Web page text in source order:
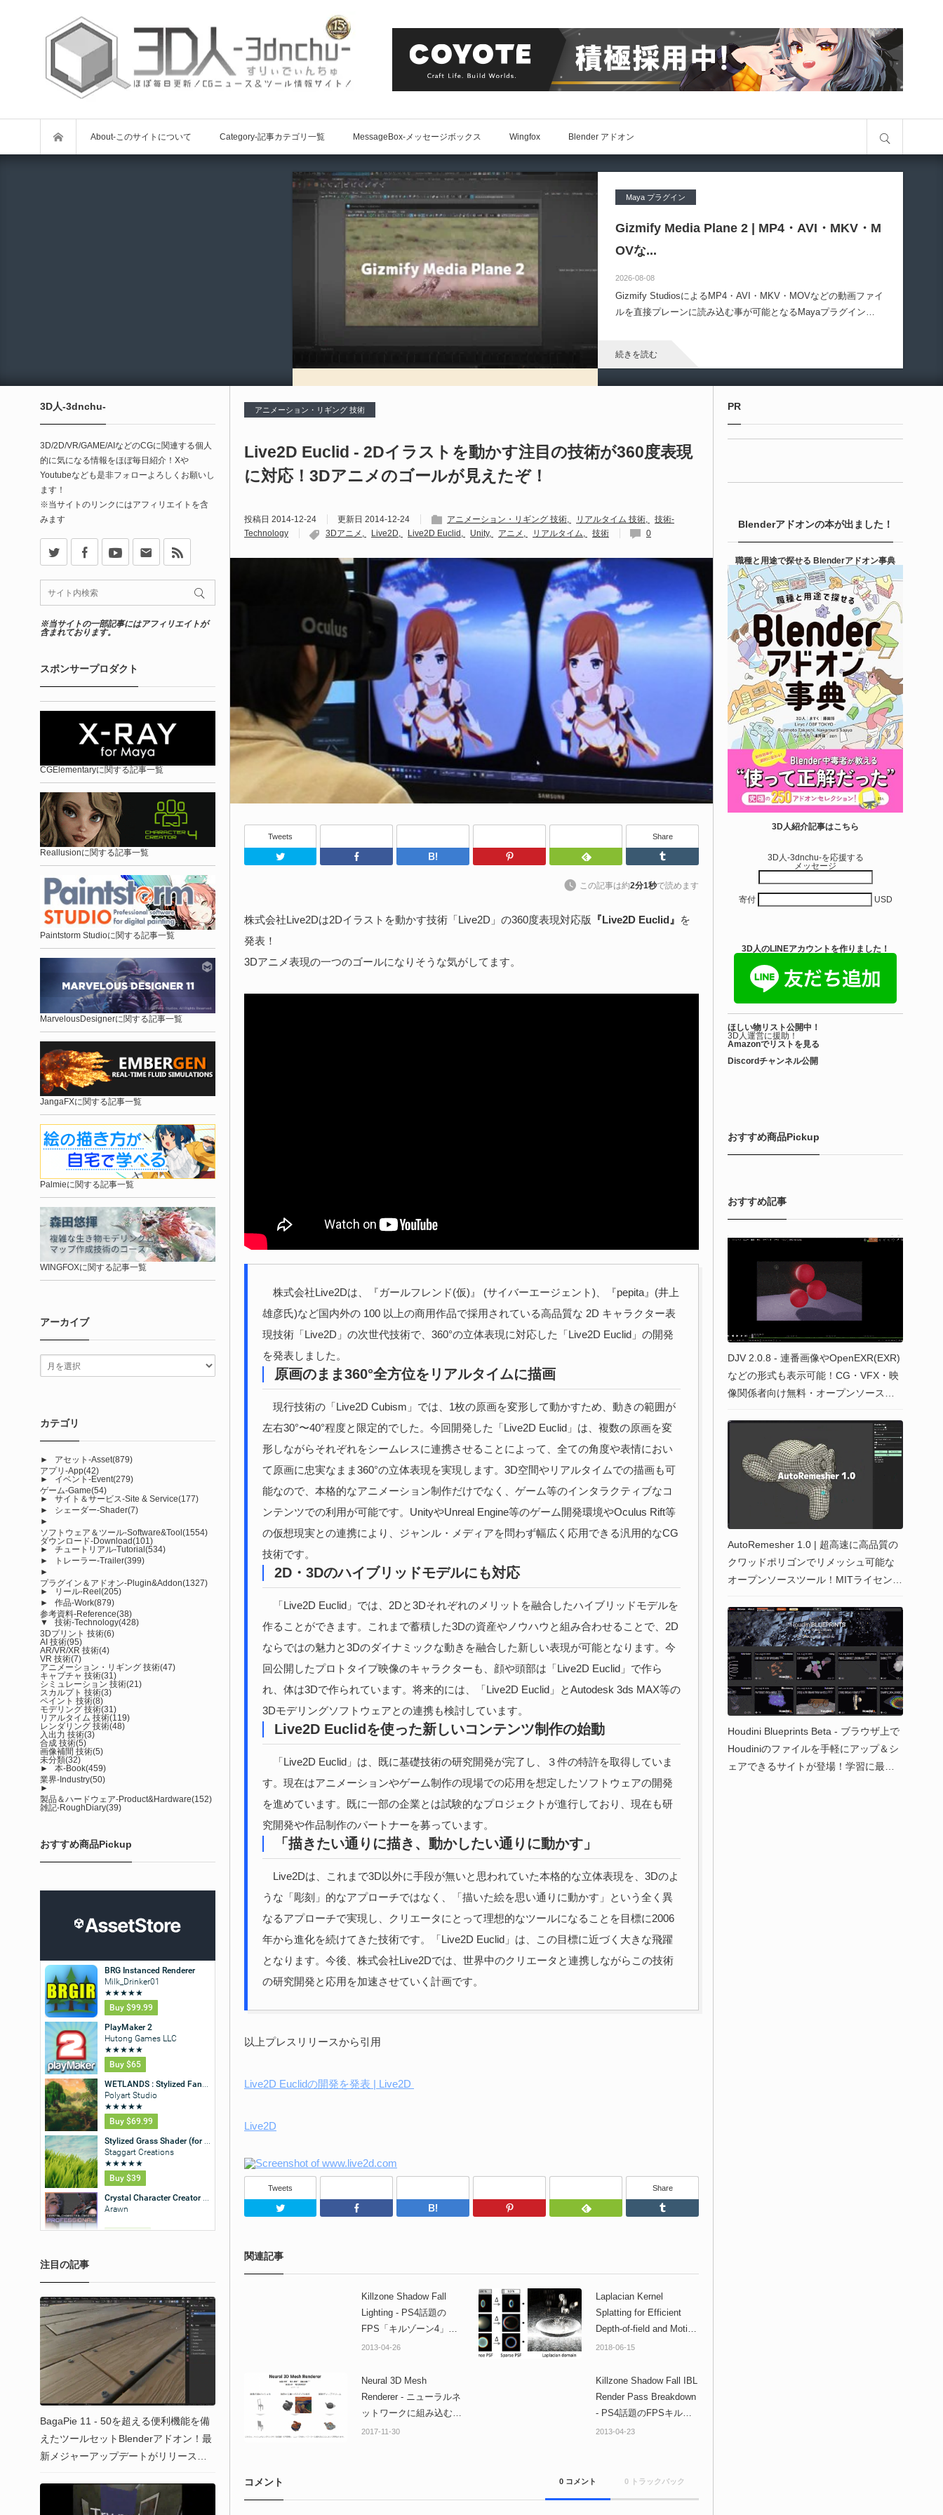
About-このサイトについて Category-記事カテゴリ一覧 MessageBox-メッセージボックス Wingfox Blender アドオン
Maya プラグイン
Gizmify Media Plane 2 | MP4・AVI・MKV・M
OVな...
2026-08-08
Gizmify StudiosによるMP4・AVI・MKV・MOVなどの動画ファイ
ルを直接プレーンに読み込む事が可能となるMayaプラグイン
続きを読む
Material Parameter Manager | Unreal Engi...
2026-08-07
（@Tack2_3D）が展開する「Kachipochi（@kachipochi_tool）」
Parameter Manager」が公開されています。マテリアルやマテリ
アル関数のパラメータ管理・整理・編集を効率化するためのツー
Unreal Engine アセット
Pipe It | 直感的にパイプ形状を構築出来るUnre
2026-08-05
Sentient Softwareによる、直感的にパイプ形状を構築出来る
Unreal Engine 5向けプラグイン「Pipe It」がFab上でリリースさ
れました！
続きを読む
Unreal Engine アセット
やエディタス...
2026-08-03
Unreal Directiveによる「Directive Utilities」はブループリントライ
ブラリやエディタスクリプト API の機能不足を補うオープンソー
スの Unreal Engine プラグインです。FabとGithub上で無料公開さ
Unityエフェクトレシピブック パーツを組み合
わせて作れる | ktk.kum...
アニメーション・リギング 技術
Live2D Euclid - 2Dイラストを動かす注目の技術が360度表現
に対応！3Dアニメのゴールが見えたぞ！
投稿日 2014-12-24 更新日 2014-12-24 アニメーション・リギング 技術 リアルタイム 技術
技術-
Technology
3Dアニメ Live2D Live2D Euclid Unity アニメ リアルタイム 技術 0
Tweets
Twitter Facebook はてなブックマークPinterest Feedly
Share
この記事は約2分1秒で読めます
株式会社Live2Dは2Dイラストを動かす技術「Live2D」の360度表現対応版 『Live2D Euclid』 を
発表！
3Dアニメ表現の一つのゴールになりそうな気がしてます。
株式会社Live2Dは、『ガールフレンド(仮)』 (サイバーエージェント)、『pepita』(井上
雄彦氏)など国内外の 100 以上の商用作品で採用されている高品質な 2D キャラクター表
現技術「Live2D」の次世代技術で、360°の立体表現に対応した「Live2D Euclid」の開発
を発表しました。
原画のまま360°全方位をリアルタイムに描画
現行技術の「Live2D Cubism」では、1枚の原画を変形して動かすため、動きの範囲が
左右30°〜40°程度と限定的でした。今回開発した「Live2D Euclid」は、複数の原画を変
形しながらそれぞれをシームレスに連携させることによって、全ての角度や表情におい
て原画に忠実なまま360°の立体表現を実現します。3D空間やリアルタイムでの描画も可
能なので、本格的なアニメーション制作だけでなく、ゲーム等のインタラクティブなコ
ンテンツでの利用が可能です。UnityやUnreal Engine等のゲーム開発環境やOculus Rift等
の仮想現実との連携により、ジャンル・メディアを問わず幅広く応用できる汎用的なCG
技術です。
2D・3Dのハイブリッドモデルにも対応
「Live2D Euclid」では、2Dと3Dそれぞれのメリットを融合したハイブリッドモデルを
作ることができます。これまで蓄積した3Dの資産やノウハウと組み合わせることで、2D
ならではの魅力と3Dのダイナミックな動きを融合した新しい表現が可能となります。今
回公開したプロトタイプ映像のキャラクターも、顔や頭部は「Live2D Euclid」で作ら
れ、体は3Dで作られています。将来的には、「Live2D Euclid」とAutodesk 3ds MAX等の
3Dモデリングソフトウェアとの連携も検討しています。
Live2D Euclidを使った新しいコンテンツ制作の始動
「Live2D Euclid」は、既に基礎技術の研究開発が完了し、３件の特許を取得していま
す。現在はアニメーションやゲーム制作の現場での応用を想定したソフトウェアの開発
を進めています。既に一部の企業とは試験的なプロジェクトが進行しており、現在も研
究開発や作品制作のパートナーを募っています。
「描きたい通りに描き、動かしたい通りに動かす」
Live2Dは、これまで3D以外に手段が無いと思われていた本格的な立体表現を、3Dのよ
うな「彫刻」的なアプローチではなく、「描いた絵を思い通りに動かす」という全く異
なるアプローチで実現し、クリエータにとって理想的なツールになることを目標に2006
年から進化を続けてきた技術です。「Live2D Euclid」は、この目標に近づく大きな飛躍
となります。今後、株式会社Live2Dでは、世界中のクリエータと連携しながらこの技術
の研究開発と応用を加速させていく計画です。
以上プレスリリースから引用
Live2D Euclidの開発を発表 | Live2D
Live2D
Tweets
Twitter Facebook はてなブックマークPinterest Feedly
Share
関連記事
Killzone Shadow Fall
Lighting - PS4話題の
FPS「キルゾーン4」物
理ベースのライティング
2013-04-26
Laplacian Kernel
Splatting for Efficient
Depth-of-field and Motion
Blur - 高速な被写界深度
算！SIGGRAPH技術論文
2018-06-15
Neural 3D Mesh
Renderer - ニューラルネ
ットワークに組み込むこ
とができる3Dメッシュの
2017-11-30
Killzone Shadow Fall IBL
Render Pass Breakdown
- PS4話題のFPSキルゾ
ーン4のレンダーパスブ
シングを使用！
2013-04-23
コメント 0 コメント 0 トラックバック
3D人-3dnchu-
3D/2D/VR/GAME/AIなどのCGに関連する個人
的に気になる情報をほぼ毎日紹介！Xや
Youtubeなども是非フォローよろしくお願いし
ます！
※当サイトのリンクにはアフィリエイトを含
みます
※当サイトの一部記事にはアフィリエイトが
含まれております。
スポンサープロダクト
CGElementaryに関する記事一覧
Reallusionに関する記事一覧
Paintstorm Studioに関する記事一覧
MarvelousDesignerに関する記事一覧
JangaFXに関する記事一覧
Palmieに関する記事一覧
WINGFOXに関する記事一覧
アーカイブ
カテゴリ
► アセット-Asset(879)
アプリ-App(42)
►
イベント-Event(279)
ゲーム-Game(54)
►
サイト＆サービス-Site & Service(177)
►
シェーダー-Shader(7)
►
ソフトウェア＆ツール-Software&Tool(1554)
ダウンロード-Download(101)
►
チュートリアル-Tutorial(534)
►
トレーラー-Trailer(399)
►
プラグイン＆アドオン-Plugin&Addon(1327)
►
リール-Reel(205)
►
作品-Work(879)
参考資料-Reference(38)
▼
技術-Technology(428)
3Dプリント 技術(6)
AI 技術(95)
AR/VR/XR 技術(4)
VR 技術(7)
アニメーション・リギング 技術(47)
キャプチャ 技術(31)
シミュレーション 技術(21)
スカルプト 技術(3)
ペイント 技術(8)
モデリング 技術(31)
リアルタイム 技術(119)
レンダリング 技術(48)
入出力 技術(3)
合成 技術(5)
画像補間 技術(5)
未分類(32)
►
本-Book(459)
業界-Industry(50)
►
製品＆ハードウェア-Product&Hardware(152)
雑記-RoughDiary(39)
おすすめ商品Pickup
注目の記事
BagaPie 11 - 50を超える便利機能を備
えたツールセットBlenderアドオン！最
新メジャーアップデートがリリース！
PR
Blenderアドオンの本が出ました！
職種と用途で探せる Blenderアドオン事典
3D人紹介記事はこちら
3D人-3dnchu-を応援する
メッセージ
寄付 USD
3D人のLINEアカウントを作りました！
ほしい物リスト公開中！
3D人運営に援助！
Amazonでリストを見る
Discordチャンネル公開
おすすめ商品Pickup
おすすめ記事
DJV 2.0.8 - 連番画像やOpenEXR(EXR)
などの形式も表示可能！CG・VFX・映
像関係者向け無料・オープンソースの
AutoRemesher 1.0 | 超高速に高品質の
クワッドポリゴンでリメッシュ可能な
オープンソースツール！MITライセンス
Houdini Blueprints Beta - ブラウザ上で
Houdiniのファイルを手軽にアップ＆シ
ェアできるサイトが登場！学習に最